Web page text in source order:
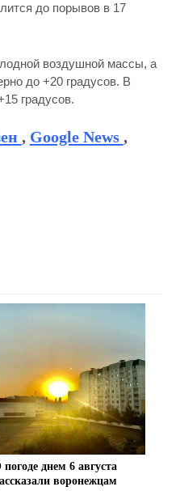
до порывов в 17
воздушной массы, а
до +20 градусов. В
градусов.
, Google News ,
днем 6 августа
воронежцам